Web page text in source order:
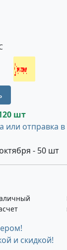
Получить оптовую цену
шт
или отправка
- 50 шт
и скидкой!